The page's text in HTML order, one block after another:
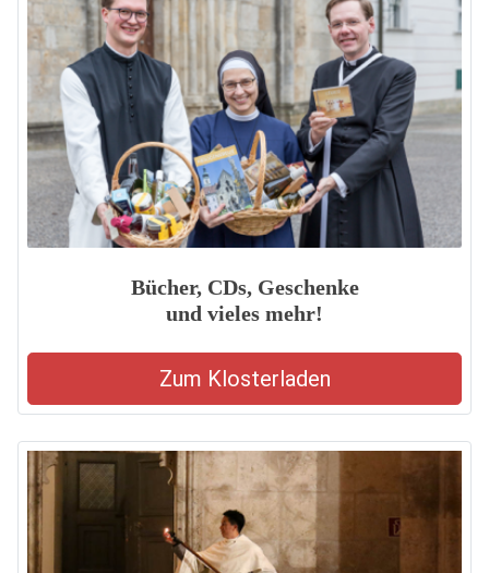
Bücher, CDs, Geschenke
und vieles mehr!
Zum Klosterladen